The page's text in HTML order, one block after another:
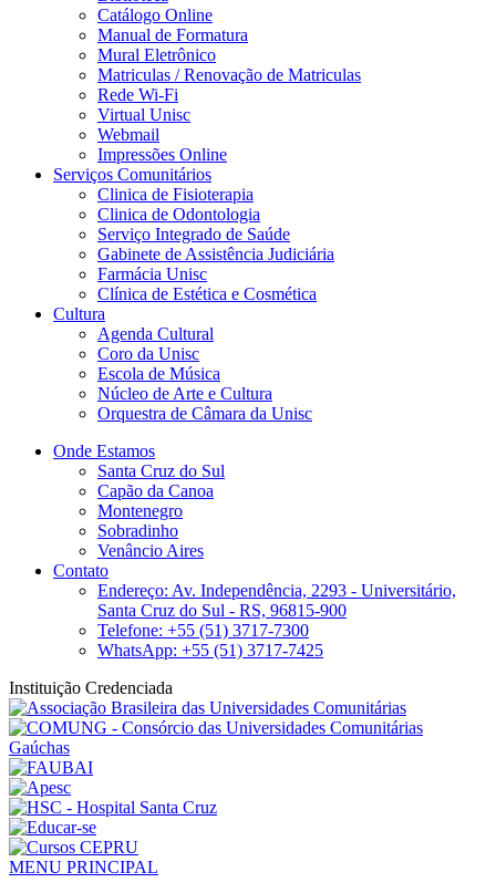
Catálogo Online
Manual de Formatura
Mural Eletrônico
Matriculas / Renovação de Matriculas
Rede Wi-Fi
Virtual Unisc
Webmail
Impressões Online
Serviços Comunitários
Clinica de Fisioterapia
Clinica de Odontologia
Serviço Integrado de Saúde
Gabinete de Assistência Judiciária
Farmácia Unisc
Clínica de Estética e Cosmética
Cultura
Agenda Cultural
Coro da Unisc
Escola de Música
Núcleo de Arte e Cultura
Orquestra de Câmara da Unisc
Onde Estamos
Santa Cruz do Sul
Capão da Canoa
Montenegro
Sobradinho
Venâncio Aires
Contato
Endereço: Av. Independência, 2293 - Universitário,
Santa Cruz do Sul - RS, 96815-900
Telefone: +55 (51) 3717-7300
WhatsApp: +55 (51) 3717-7425
Instituição Credenciada
MENU PRINCIPAL